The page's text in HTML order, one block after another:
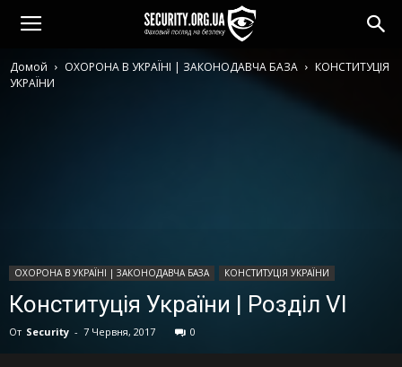
Домой ОХОРОНА В УКРАЇНІ | ЗАКОНОДАВЧА БАЗА
КОНСТИТУЦІЯ
УКРАЇНИ
ОХОРОНА В УКРАЇНІ | ЗАКОНОДАВЧА БАЗА КОНСТИТУЦІЯ УКРАЇНИ
Конституція України | Розділ VI
От Security - 7 Червня, 2017 0